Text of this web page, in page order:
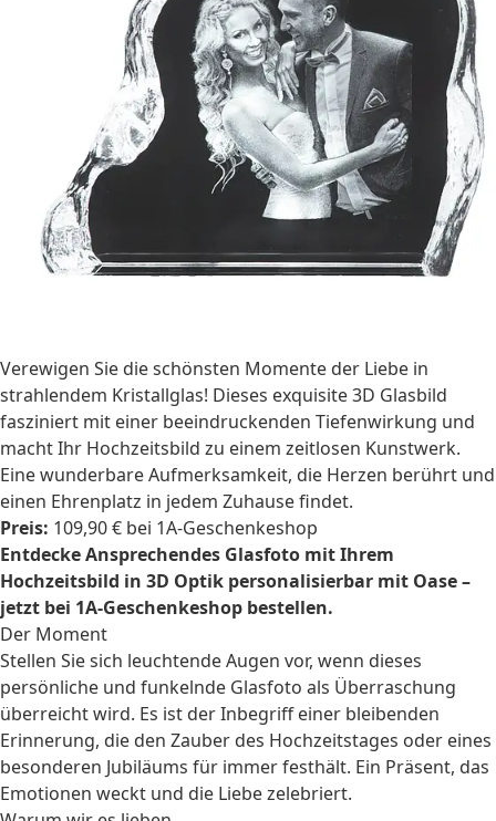
Verewigen Sie die schönsten Momente der Liebe in
strahlendem Kristallglas! Dieses exquisite 3D Glasbild
fasziniert mit einer beeindruckenden Tiefenwirkung und
macht Ihr Hochzeitsbild zu einem zeitlosen Kunstwerk.
Eine wunderbare Aufmerksamkeit, die Herzen berührt und
einen Ehrenplatz in jedem Zuhause findet.
Preis: 109,90 € bei 1A-Geschenkeshop
Entdecke Ansprechendes Glasfoto mit Ihrem
Hochzeitsbild in 3D Optik personalisierbar mit Oase –
jetzt bei 1A-Geschenkeshop bestellen.
Der Moment
Stellen Sie sich leuchtende Augen vor, wenn dieses
persönliche und funkelnde Glasfoto als Überraschung
überreicht wird. Es ist der Inbegriff einer bleibenden
Erinnerung, die den Zauber des Hochzeitstages oder eines
besonderen Jubiläums für immer festhält. Ein Präsent, das
Emotionen weckt und die Liebe zelebriert.